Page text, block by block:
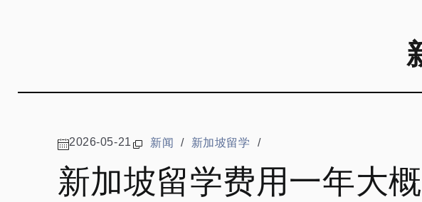
2026-05-21 新闻 / 新加坡留学 /
新加坡留学费用一年大